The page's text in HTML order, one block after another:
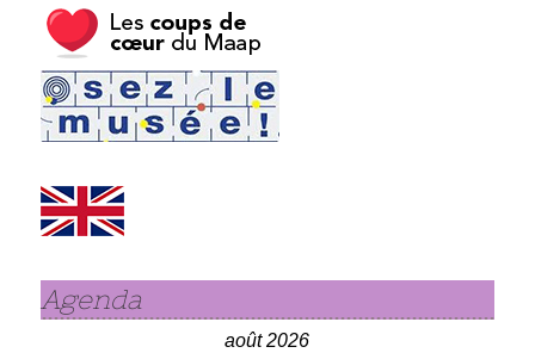
Agenda
août 2026